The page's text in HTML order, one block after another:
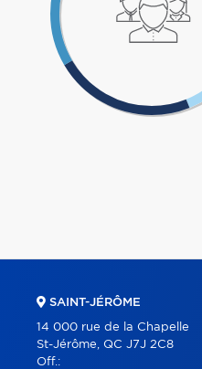
SAINT-JÉRÔME
14 000 rue de la Chapelle
St-Jérôme, QC J7J 2C8
Off.: